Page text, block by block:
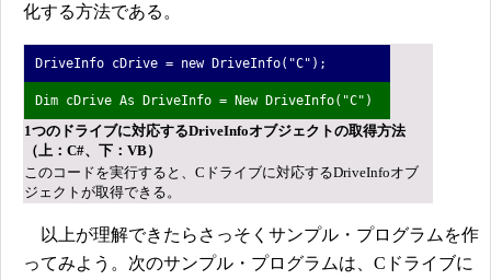
化する方法である。
DriveInfo cDrive = new DriveInfo("C");
Dim cDrive As DriveInfo = New DriveInfo("C")
1つのドライブに対応するDriveInfoオブジェクトの取得方法
（上：C#、下：VB）
このコードを実行すると、Cドライブに対応するDriveInfoオブ
ジェクトが取得できる。
以上が理解できたらさっそくサンプル・プログラムを作
ってみよう。次のサンプル・プログラムは、Cドライブに